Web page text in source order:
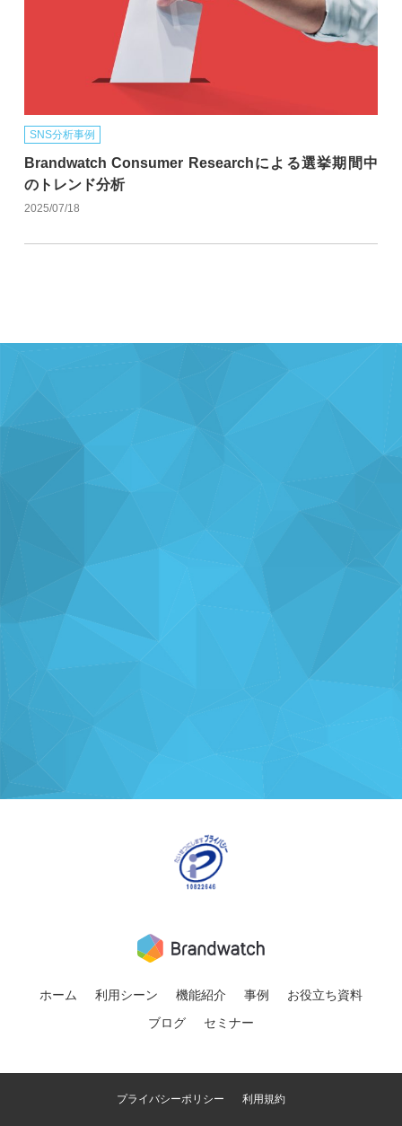
SNS分析事例
Brandwatch Consumer Researchによる選挙期間中
のトレンド分析
2025/07/18
ホーム 利用シーン 機能紹介 事例
お役立ち資料
ブログ
セミナー
プライバシーポリシー 利用規約